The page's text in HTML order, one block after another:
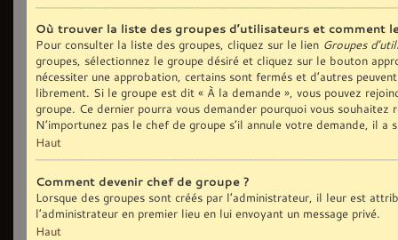
Où trouver la liste des groupes d’utilisateurs et comment
Pour consulter la liste des groupes, cliquez sur le lien Groupes
groupes, sélectionnez le groupe désiré et cliquez sur le bouton
nécessiter une approbation, certains sont fermés et d’autres
librement. Si le groupe est dit « À la demande », vous pouvez
groupe. Ce dernier pourra vous demander pourquoi vous
N’importunez pas le chef de groupe s’il annule votre demande, il a
Haut
Comment devenir chef de groupe ?
Lorsque des groupes sont créés par l’administrateur, il leur est
l’administrateur en premier lieu en lui envoyant un message privé.
Haut